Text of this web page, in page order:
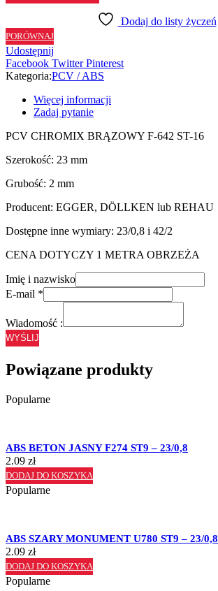
CHROMIX
F642
ST16
-
23/2
Dodaj do listy życzeń
PORÓWNAJ
Udostępnij
Facebook Twitter Pinterest
Kategoria:PCV / ABS
Więcej informacji
Zadaj pytanie
PCV CHROMIX BRĄZOWY F-642 ST-16
Szerokość: 23 mm
Grubość: 2 mm
Producent: EGGER, DÖLLKEN lub REHAU
Dostępne inne wymiary: 23/0,8 i 42/2
CENA DOTYCZY 1 METRA OBRZEŻA
Imię i nazwisko
E-mail *
Wiadomość :
WYŚLIJ
Powiązane produkty
Popularne
ABS BETON JASNY F274 ST9 – 23/0,8
2.09 zł
DODAJ DO KOSZYKA
Popularne
ABS SZARY MONUMENT U780 ST9 – 23/0,8
2.09 zł
DODAJ DO KOSZYKA
Popularne